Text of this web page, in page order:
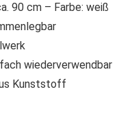
90 cm – Farbe: weiß
wiederverwendbar
Kunststoff